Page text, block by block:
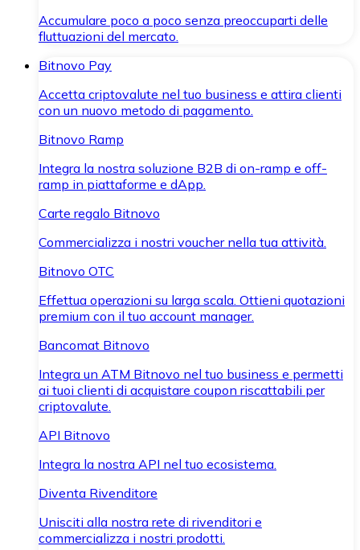
Accumulare poco a poco senza preoccuparti delle
fluttuazioni del mercato.
Bitnovo Pay
Accetta criptovalute nel tuo business e attira clienti
con un nuovo metodo di pagamento.
Bitnovo Ramp
Integra la nostra soluzione B2B di on-ramp e off-
ramp in piattaforme e dApp.
Carte regalo Bitnovo
Commercializza i nostri voucher nella tua attività.
Bitnovo OTC
Effettua operazioni su larga scala. Ottieni quotazioni
premium con il tuo account manager.
Bancomat Bitnovo
Integra un ATM Bitnovo nel tuo business e permetti
ai tuoi clienti di acquistare coupon riscattabili per
criptovalute.
API Bitnovo
Integra la nostra API nel tuo ecosistema.
Diventa Rivenditore
Unisciti alla nostra rete di rivenditori e
commercializza i nostri prodotti.